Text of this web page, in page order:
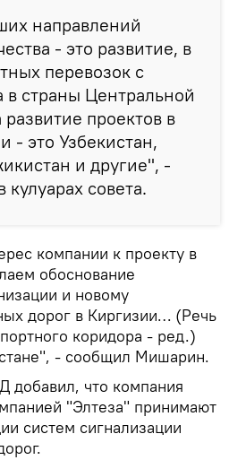
направлений
- это развитие, в
перевозок с
в страны Центральной
проектов в
- это Узбекистан,
и другие", -
совета.
компании к проекту в
обоснование
и новому
дорог в Киргизии… (Речь
коридора - ред.)
- сообщил Мишарин.
что компания
"Элтеза" принимают
систем сигнализации